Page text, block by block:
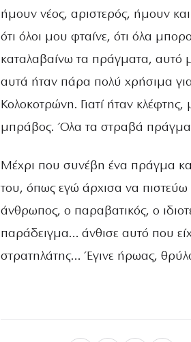
ήμουν νέος, αριστερός, ήμουν
ότι όλοι μου φταίνε, ότι όλα
καταλαβαίνω τα πράγματα, αυτό
αυτά ήταν πάρα πολύ χρήσιμα
Κολοκοτρώνη. Γιατί ήταν
μπράβος. Όλα τα στραβά
Μέχρι που συνέβη ένα πράγμα
του, όπως εγώ άρχισα να πιστεύω
άνθρωπος, ο παραβατικός, ο
παράδειγμα… άνθισε αυτό που
στρατηλάτης… Έγινε ήρωας,